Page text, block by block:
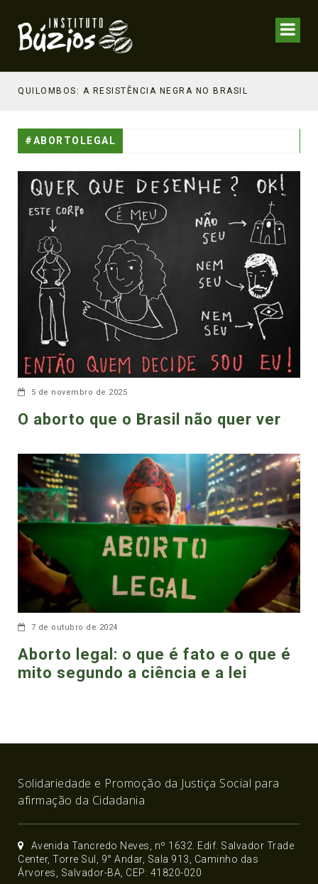
QUILOMBOS: A RESISTÊNCIA NEGRA NO BRASIL
#ABORTOLEGAL
5 de novembro de 2025
O aborto que o Brasil não quer ver
7 de outubro de 2024
Aborto legal: o que é fato e o que é
mito segundo a ciência e a lei
Solidariedade e Promoção da Justiça Social para
afirmação da Cidadania
Avenida Tancredo Neves, nº 1632. Edif. Salvador Trade
Center, Torre Sul, 9° Andar, Sala 913, Caminho das
Árvores, Salvador-BA, CEP: 41820-020